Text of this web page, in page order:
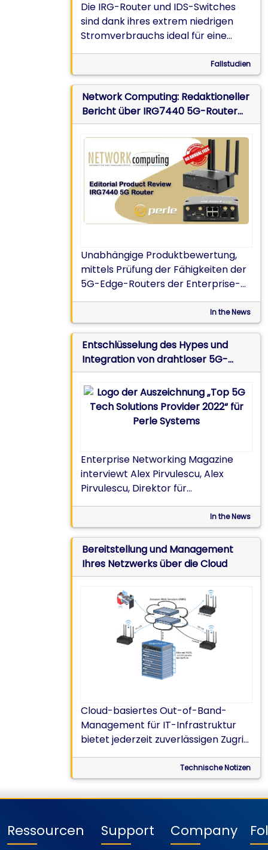
Die IRG-Router und IDS-Switches
sind dank ihres extrem niedrigen
Stromverbrauchs ideal für eine
batteriebetriebene Plattform
geeignet, die Daten zur Schaffung
von Virtual-Reality (VR)-
Umgebungen sammelt
Fallstudien
Network Computing: Redaktioneller
Bericht über IRG7440 5G-Router
Unabhängige Produktbewertung,
mittels Prüfung der Fähigkeiten der
5G-Edge-Routers der Enterprise-
Klasse.
Unabhängige Produktbewertung,
mittels Prüfung der Fähigkeiten der
5G-Edge-Routers der Enterprise-
Klasse
In the News
Entschlüsselung des Hypes und
Integration von drahtloser 5G-
Netzwerkkonnektivität
Enterprise Networking Magazine
interviewt Alex Pirvulescu, Alex
Pirvulescu, Direktor für
Produktmanagement, um den Hype
Netzwerkkonnektivität zu
entschlüsseln.
In the News
Bereitstellung und Management
Ihres Netzwerks über die Cloud
Cloud-basiertes Out-of-Band-
Management für IT-Infrastruktur
bietet jederzeit zuverlässigen Zugriff
und Transparenz
Technische Notizen
Ressourcen Support Company